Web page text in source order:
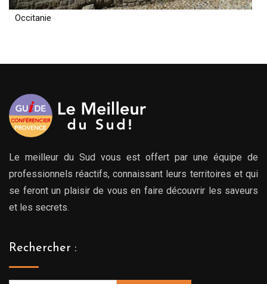
Occitanie
Le meilleur du Sud vous est offert par une équipe de
professionnels réactifs, connaissant leurs territoires et qui
se feront un plaisir de vous en faire découvrir les saveurs
et les secrets.
Rechercher :